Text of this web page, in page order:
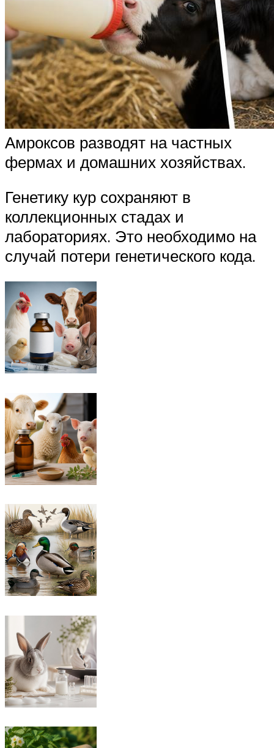
Амроксов разводят на частных
фермах и домашних хозяйствах.
Генетику кур сохраняют в
коллекционных стадах и
лабораториях. Это необходимо на
случай потери генетического кода.